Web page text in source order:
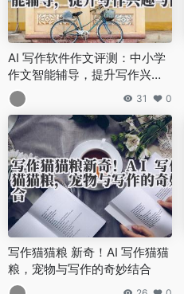
AI 写作软件作文评测：中小学
作文智能辅导，提升写作兴趣
与能力！
31 0
写作猫猫粮 新奇！AI 写作猫猫
粮，宠物与写作的奇妙结合